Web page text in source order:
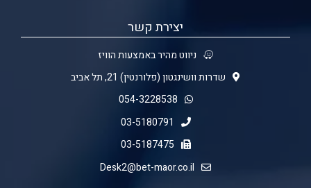
יצירת קשר
ניווט מהיר באמצעות הוויז
שדרות וושינגטון (פלורנטין) 21, תל אביב
054-3228538
03-5180791
03-5187475
Desk2@bet-maor.co.il